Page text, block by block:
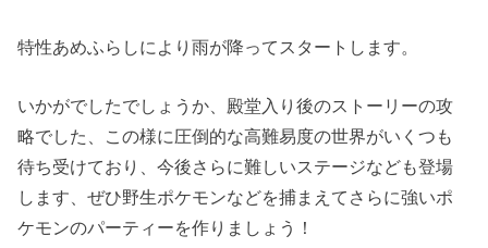
特性あめふらしにより雨が降ってスタートします。
いかがでしたでしょうか、殿堂入り後のストーリーの攻
略でした、この様に圧倒的な高難易度の世界がいくつも
待ち受けており、今後さらに難しいステージなども登場
します、ぜひ野生ポケモンなどを捕まえてさらに強いポ
ケモンのパーティーを作りましょう！